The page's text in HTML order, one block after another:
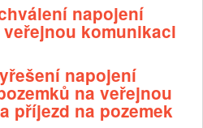
napojení
veřejnou komunikaci
napojení
na veřejnou
příjezd na pozemek